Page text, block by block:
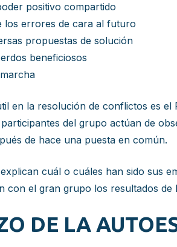
positivo compartido
los errores de cara al futuro
propuestas de solución
beneficiosos
en la resolución de conflictos es
del grupo actúan de
de hace una puesta en común.
cuál o cuáles han sido sus
con el gran grupo los resultados
DE LA